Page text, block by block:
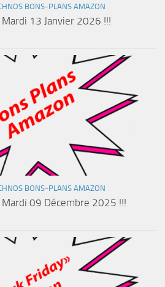
BONS-PLANS AMAZON
13 Janvier 2026 !!!
BONS-PLANS AMAZON
Mardi 09 Décembre 2025 !!!